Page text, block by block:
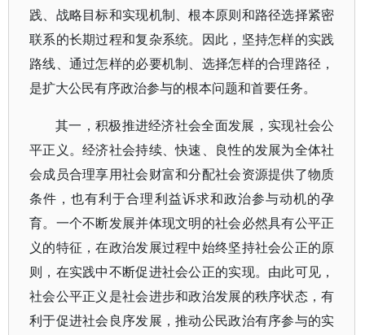
践、战略目标和实现机制、根本原则和路径选择紧密
联系的长期过程和复杂系统。因此，坚持怎样的实践
路线、通过怎样的必要机制、选择怎样的合理路径，
是扩大公民有序政治参与的根本问题和首要任务。
其一，积极推进经济社会全面发展，实现社会公
平正义。经济社会持续、快速、良性的发展为全体社
会成员合理享用社会财富和分配社会资源提供了物质
条件，也有利于合理利益诉求和政治参与动机的孕
育。一个不断发展并体现文明的社会必然具有公平正
义的特征，在政治发展过程中始终坚持社会公正的原
则，在实践中不断促进社会公正的实现。由此可见，
社会公平正义是社会进步和政治发展的秩序状态，有
利于促进社会良序发展，推动公民政治有序参与的实